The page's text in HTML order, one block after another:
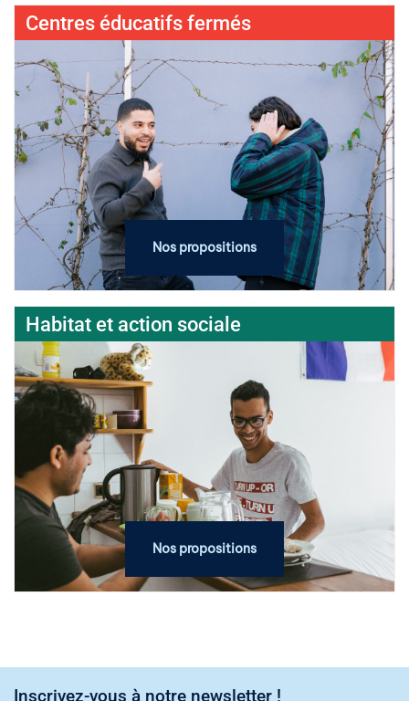
Centres éducatifs fermés
Nos propositions
Habitat et action sociale
Nos propositions
Inscrivez-vous à notre newsletter !